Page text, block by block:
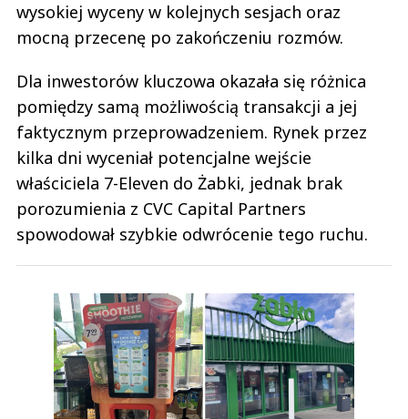
wysokiej wyceny w kolejnych sesjach oraz
mocną przecenę po zakończeniu rozmów.
Dla inwestorów kluczowa okazała się różnica
pomiędzy samą możliwością transakcji a jej
faktycznym przeprowadzeniem. Rynek przez
kilka dni wyceniał potencjalne wejście
właściciela 7-Eleven do Żabki, jednak brak
porozumienia z CVC Capital Partners
spowodował szybkie odwrócenie tego ruchu.